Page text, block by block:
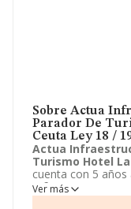
Sobre Actua
Parador De
Ceuta Ley 18 /
Actua
Turismo Hotel
cuenta con 5 años
Infraestructuras
Turismo Hotel
Ver más